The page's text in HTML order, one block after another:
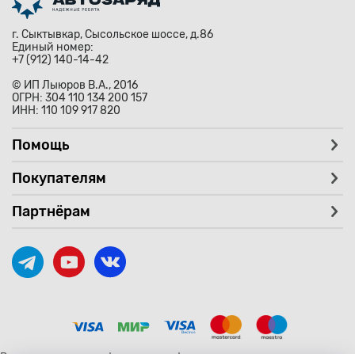
г. Сыктывкар, Сысольское шоссе, д.86
Единый номер:
+7 (912) 140-14-42
© ИП Лыюров В.А., 2016
ОГРН: 304 110 134 200 157
ИНН: 110 109 917 820
Помощь
Покупателям
Партнёрам